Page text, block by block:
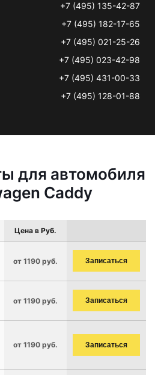
+7 (495) 135-42-87
+7 (495) 182-17-65
+7 (495) 021-25-26
+7 (495) 023-42-98
+7 (495) 431-00-33
+7 (495) 128-01-88
для автомобиля
Caddy
Цена в Руб.
от 1190 руб. Записаться
от 1190 руб. Записаться
от 1190 руб. Записаться